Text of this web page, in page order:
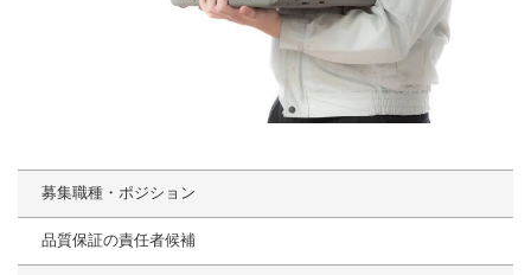
募集職種・ポジション
品質保証の責任者候補